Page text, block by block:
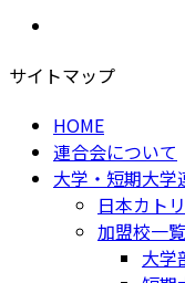
サイトマップ
HOME
連合会について
大学・短期大学
日本カト
加盟校一覧
大学